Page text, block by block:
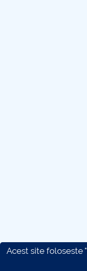
Acest site foloseste